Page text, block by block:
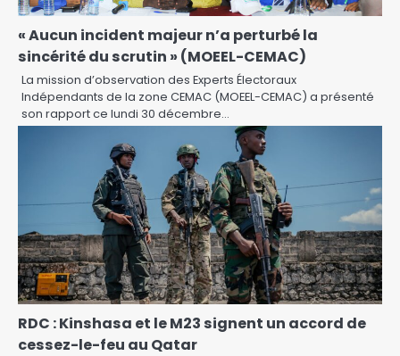
« Aucun incident majeur n’a perturbé la
sincérité du scrutin » (MOEEL-CEMAC)
La mission d’observation des Experts Électoraux
Indépendants de la zone CEMAC (MOEEL-CEMAC) a présenté
son rapport ce lundi 30 décembre…
RDC : Kinshasa et le M23 signent un accord de
cessez-le-feu au Qatar